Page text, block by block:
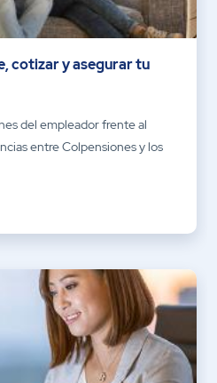
cotizar y asegurar tu
del empleador frente al
entre Colpensiones y los